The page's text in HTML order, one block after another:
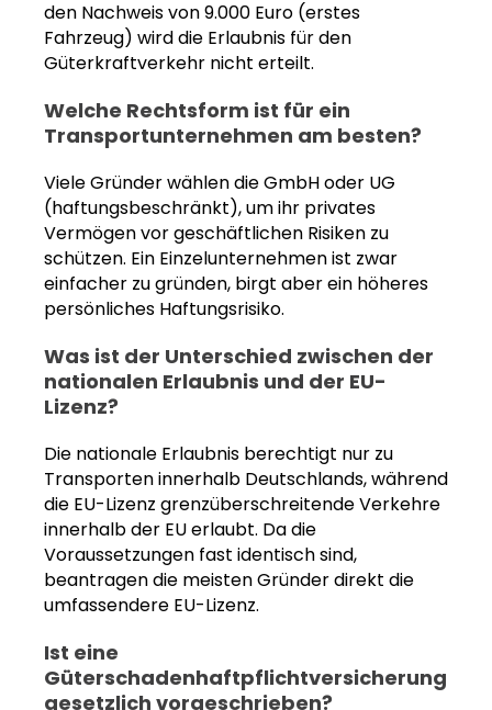
den Nachweis von 9.000 Euro (erstes
Fahrzeug) wird die Erlaubnis für den
Güterkraftverkehr nicht erteilt.
Welche Rechtsform ist für ein
Transportunternehmen am besten?
Viele Gründer wählen die GmbH oder UG
(haftungsbeschränkt), um ihr privates
Vermögen vor geschäftlichen Risiken zu
schützen. Ein Einzelunternehmen ist zwar
einfacher zu gründen, birgt aber ein höheres
persönliches Haftungsrisiko.
Was ist der Unterschied zwischen der
nationalen Erlaubnis und der EU-
Lizenz?
Die nationale Erlaubnis berechtigt nur zu
Transporten innerhalb Deutschlands, während
die EU-Lizenz grenzüberschreitende Verkehre
innerhalb der EU erlaubt. Da die
Voraussetzungen fast identisch sind,
beantragen die meisten Gründer direkt die
umfassendere EU-Lizenz.
Ist eine
Güterschadenhaftpflichtversicherung
gesetzlich vorgeschrieben?